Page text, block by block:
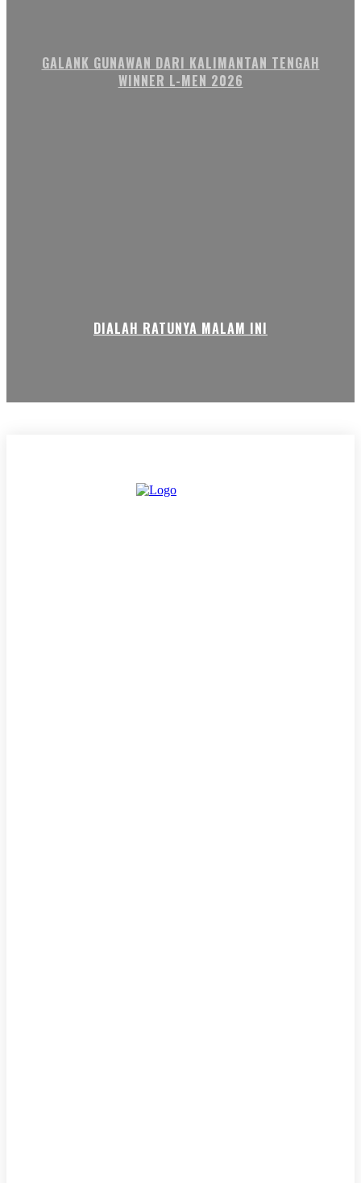
GALANK GUNAWAN DARI KALIMANTAN TENGAH
WINNER L-MEN 2026
DIALAH RATUNYA MALAM INI